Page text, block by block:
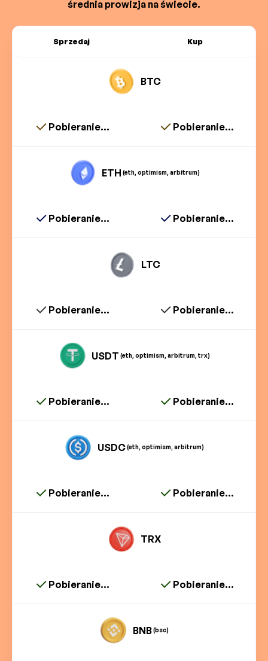
średnia prowizja na świecie.
Sprzedaj Kup
BTC
Pobieranie... Pobieranie...
ETH (eth, optimism, arbitrum)
Pobieranie... Pobieranie...
LTC
Pobieranie... Pobieranie...
USDT (eth, optimism, arbitrum, trx)
Pobieranie... Pobieranie...
USDC(eth, optimism, arbitrum)
Pobieranie... Pobieranie...
TRX
Pobieranie... Pobieranie...
BNB(bsc)